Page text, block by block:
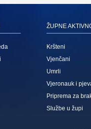
ŽUPNE
Kršteni
Vjenčani
Umrli
Vjeronauk i
Priprema za
Službe u župi